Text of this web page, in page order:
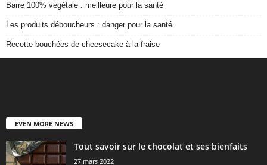
Barre 100% végétale : meilleure pour la santé
Les produits déboucheurs : danger pour la santé
Recette bouchées de cheesecake à la fraise
EVEN MORE NEWS
Tout savoir sur le chocolat et ses bienfaits
27 mars 2022